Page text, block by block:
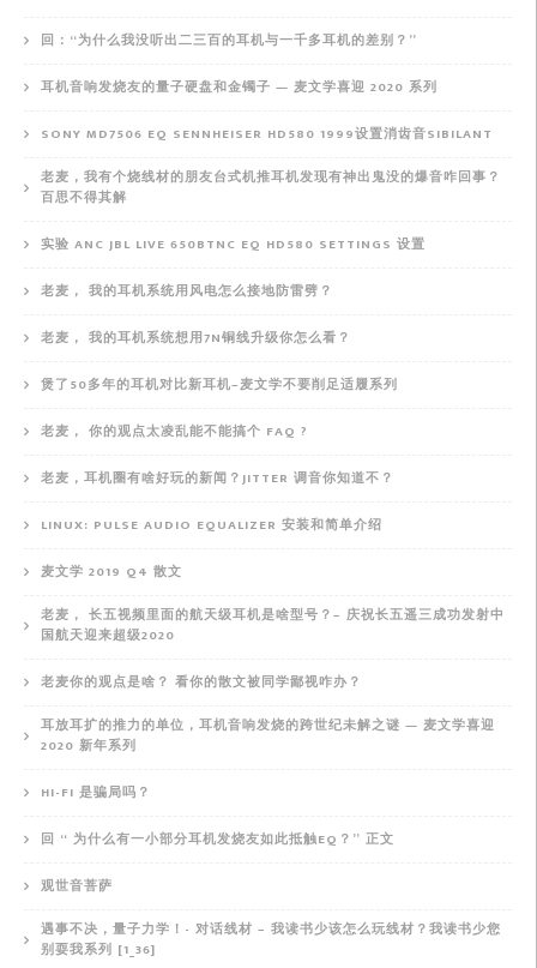
回：“为什么我没听出二三百的耳机与一千多耳机的差别？”
耳机音响发烧友的量子硬盘和金镯子 — 麦文学喜迎 2020 系列
SONY MD7506 EQ SENNHEISER HD580 1999设置消齿音SIBILANT
老麦，我有个烧线材的朋友台式机推耳机发现有神出鬼没的爆音咋回事？
百思不得其解
实验 ANC JBL LIVE 650BTNC EQ HD580 SETTINGS 设置
老麦， 我的耳机系统用风电怎么接地防雷劈？
老麦， 我的耳机系统想用7N铜线升级你怎么看？
煲了50多年的耳机对比新耳机–麦文学不要削足适履系列
老麦， 你的观点太凌乱能不能搞个 FAQ ?
老麦，耳机圈有啥好玩的新闻？JITTER 调音你知道不？
LINUX: PULSE AUDIO EQUALIZER 安装和简单介绍
麦文学 2019 Q4 散文
老麦， 长五视频里面的航天级耳机是啥型号？– 庆祝长五遥三成功发射中
国航天迎来超级2020
老麦你的观点是啥？ 看你的散文被同学鄙视咋办？
耳放耳扩的推力的单位，耳机音响发烧的跨世纪未解之谜 — 麦文学喜迎
2020 新年系列
HI-FI 是骗局吗？
回 “ 为什么有一小部分耳机发烧友如此抵触EQ？” 正文
观世音菩萨
遇事不决，量子力学！- 对话线材 – 我读书少该怎么玩线材？我读书少您
别耍我系列 [1_36]